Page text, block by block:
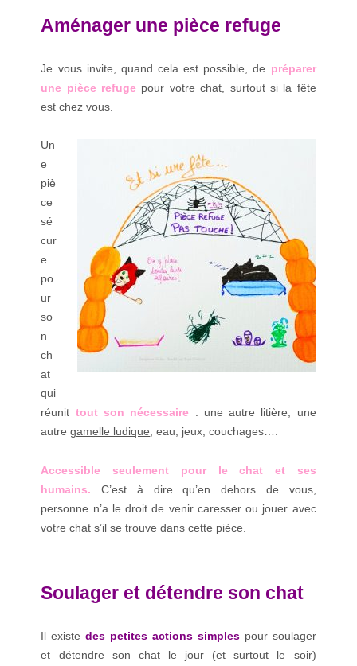
Aménager une pièce refuge
Je vous invite, quand cela est possible, de préparer
une pièce refuge pour votre chat, surtout si la fête
est chez vous.
Un
e
piè
ce
sé
cur
e
po
ur
so
n
ch
at
qui
réunit tout son nécessaire : une autre litière, une
autregamelle ludique , eau, jeux, couchages….
Accessible seulement pour le chat et ses
humains.
C’est à dire qu’en dehors de vous,
personne n’a le droit de venir caresser ou jouer avec
votre chat s’il se trouve dans cette pièce.
Soulager et détendre son chat
Il existe des petites actions simples pour soulager
et détendre son chat le jour (et surtout le soir)